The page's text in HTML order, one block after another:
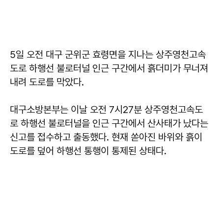
5일 오전 대구 군위군 효령면을 지나는 상주영천고속
도로 하행선 불로터널 인근 구간에서 흙더미가 무너져
내려 도로를 막았다.
대구소방본부는 이날 오전 7시27분 상주영천고속도
로 하행선 불로터널을 인근 구간에서 산사태가 났다는
신고를 접수하고 출동했다. 현재 쏟아진 바위와 흙이
도로를 덮어 하행선 통행이 통제된 상태다.